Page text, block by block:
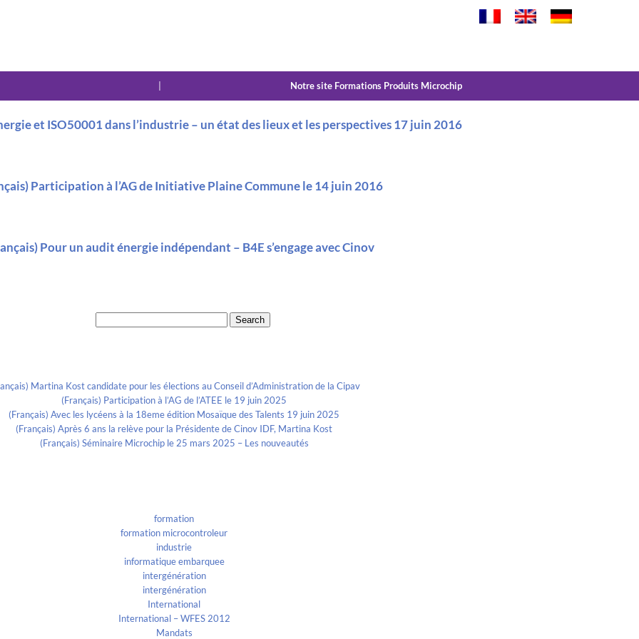
Notre site Formations Produits Microchip
et ISO50001 dans l’industrie – un état des lieux et les perspectives 17 juin 2016
Participation à l’AG de Initiative Plaine Commune le 14 juin 2016
Pour un audit énergie indépendant – B4E s’engage avec Cinov
Martina Kost candidate pour les élections au Conseil d’Administration de la Cipav
(Français) Participation à l’AG de l’ATEE le 19 juin 2025
(Français) Avec les lycéens à la 18eme édition Mosaïque des Talents 19 juin 2025
(Français) Après 6 ans la relève pour la Présidente de Cinov IDF, Martina Kost
(Français) Séminaire Microchip le 25 mars 2025 – Les nouveautés
formation
formation microcontroleur
industrie
informatique embarquee
intergénération
intergénération
International
International – WFES 2012
Mandats